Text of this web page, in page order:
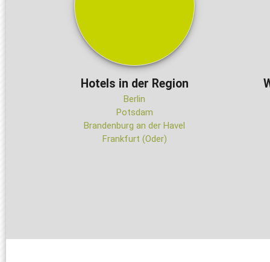
Hotels in der Region
Berlin
Potsdam
Brandenburg an der Havel
Frankfurt (Oder)